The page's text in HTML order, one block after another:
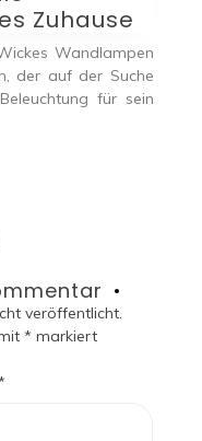
Beleuchtung in der
Eine moderne und
also eine […]
veröffentlicht.
* markiert